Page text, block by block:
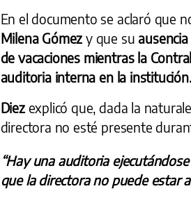
En el documento se aclaró que
Milena Gómez y que su
de vacaciones mientras la
auditoria interna en la institución.
Diez explicó que, dada la
directora no esté presente
“Hay una auditoria
que la directora no puede estar